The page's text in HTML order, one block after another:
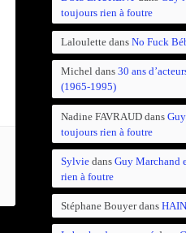
toujours rien à foutre
Laloulettedans No Fuck
Micheldans 30 ans
(1965-1995)
Nadine FAVRAUDdans
toujours rien à foutre
Sylviedans Guy Marchand
rien à foutre
Stéphane Bouyerdans